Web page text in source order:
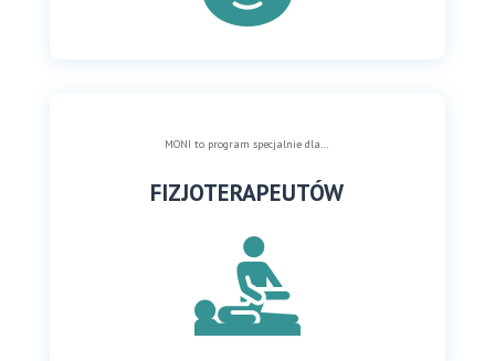
MONI to program specjalnie dla…
FIZJOTERAPEUTÓW